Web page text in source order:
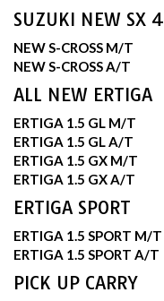
SUZUKI NEW SX 4
NEW S-CROSS M/T
NEW S-CROSS A/T
ALL NEW ERTIGA
ERTIGA 1.5 GL M/T
ERTIGA 1.5 GL A/T
ERTIGA 1.5 GX M/T
ERTIGA 1.5 GX A/T
ERTIGA SPORT
ERTIGA 1.5 SPORT M/T
ERTIGA 1.5 SPORT A/T
PICK UP CARRY